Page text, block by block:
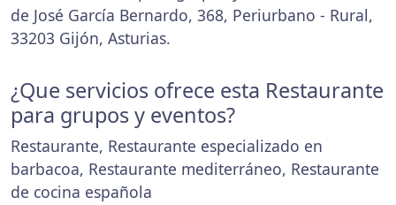
de José García Bernardo, 368, Periurbano - Rural,
33203 Gijón, Asturias.
¿Que servicios ofrece esta Restaurante
para grupos y eventos?
Restaurante, Restaurante especializado en
barbacoa, Restaurante mediterráneo, Restaurante
de cocina española